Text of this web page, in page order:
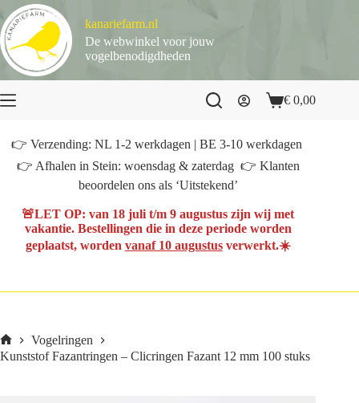
naar
de
inhoud
kanariefarm.nl
De webwinkel voor jouw
vogelbenodigdheden
Winkelwagen
€ 0,00
👉 Verzending: NL 1-2 werkdagen | BE 3-10 werkdagen
👉 Afhalen in Stein: woensdag & zaterdag 👉 Klanten
beoordelen ons als ‘Uitstekend’
🚨LET OP: van 18 juli t/m 9 augustus zijn wij met
vakantie. Bestellingen die in deze periode worden
geplaatst, worden vanaf 10 augustusverwerkt.☀️
Home
Vogelringen
Kunststof Fazantringen – Clicringen Fazant 12 mm 100 stuks